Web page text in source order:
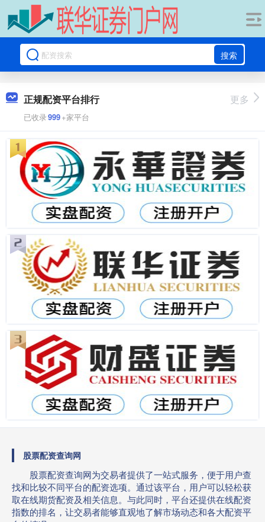
搜索
正规配资平台排行
已收录999+家平台
更多
股票配资查询网
股票配资查询网为交易者提供了一站式服务，便于用户查
找和比较不同平台的配资选项。通过该平台，用户可以轻松获
取在线期货配资及相关信息。与此同时，平台还提供在线配资
指数的排名，让交易者能够直观地了解市场动态和各大配资平